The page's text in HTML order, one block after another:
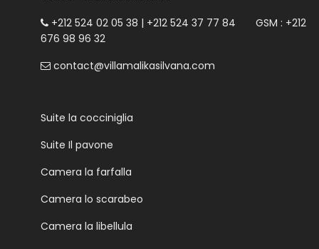
+212 524 02 05 38 | +212 524 37 77 84 GSM : +212
676 98 96 32
contact@villamalikasilvana.com
Suite la cocciniglia
Suite Il pavone
Camera la farfalla
Camera lo scarabeo
Camera la libellula